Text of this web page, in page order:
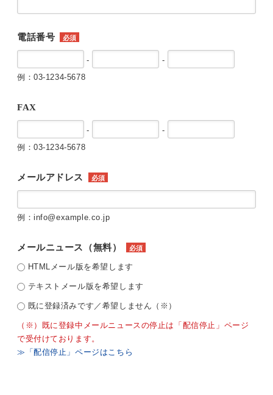
電話番号 必須
-
-
例：03-1234-5678
FAX
-
-
例：03-1234-5678
メールアドレス 必須
例：info@example.co.jp
メールニュース（無料） 必須
HTMLメール版を希望します
テキストメール版を希望します
既に登録済みです／希望しません（※）
（※）既に登録中メールニュースの停止は「配信停止」ページ
で受付けております。
≫「配信停止」ページはこちら